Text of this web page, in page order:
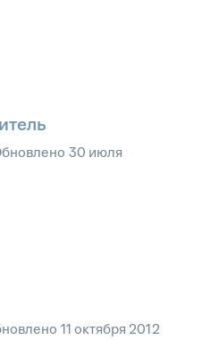
30 июля
11 октября 2012